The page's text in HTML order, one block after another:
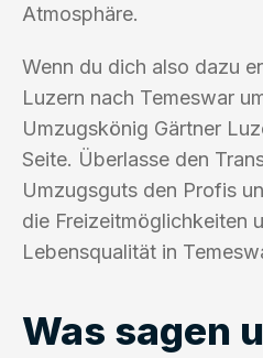
Atmosphäre.
Wenn du dich also dazu
Luzern nach Temeswar
Umzugskönig Gärtner
Seite. Überlasse den
Umzugsguts den Profis
die Freizeitmöglichkeiten
Lebensqualität in
Was sagen